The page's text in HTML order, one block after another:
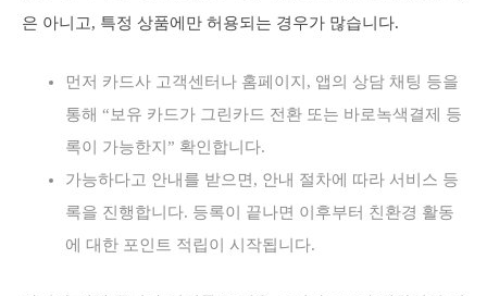
은 아니고, 특정 상품에만 허용되는 경우가 많습니다.
먼저 카드사 고객센터나 홈페이지, 앱의 상담 채팅 등을
통해 “보유 카드가 그린카드 전환 또는 바로녹색결제 등
록이 가능한지” 확인합니다.
가능하다고 안내를 받으면, 안내 절차에 따라 서비스 등
록을 진행합니다. 등록이 끝나면 이후부터 친환경 활동
에 대한 포인트 적립이 시작됩니다.